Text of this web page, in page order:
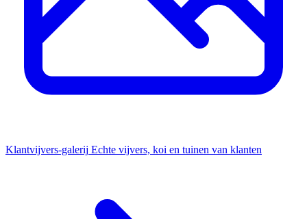
Klantvijvers-galerij Echte vijvers, koi en tuinen van klanten